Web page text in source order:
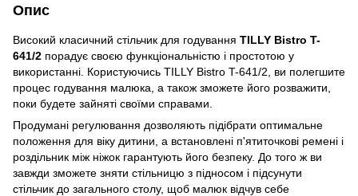
Опис
Високий класичний стільчик для годування TILLY Bistro T-
641/2 порадує своєю функціональністю і простотою у
використанні. Користуючись TILLY Bistro T-641/2, ви полегшите
процес годування малюка, а також зможете його розважити,
поки будете зайняті своїми справами.
Продумані регулювання дозволяють підібрати оптимальне
положення для віку дитини, а встановлені п'ятиточкові ремені і
роздільник між ніжок гарантують його безпеку. До того ж ви
завжди зможете зняти стільницю з підносом і підсунути
стільчик до загального столу, щоб малюк відчув себе